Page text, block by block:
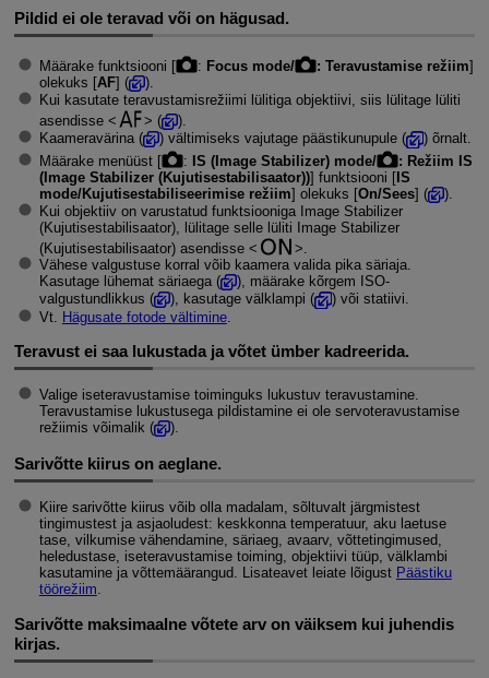
Pildid ei ole teravad või on hägusad.
Määrake funktsiooni [ : Focus mode/ : Teravustamise režiim]
olekuks [AF] (
).
Kui kasutate teravustamisrežiimi lülitiga objektiivi, siis lülitage lüliti
asendisse
(
).
Kaameravärina (
) vältimiseks vajutage päästikunupule (
) õrnalt.
Määrake menüüst [
: IS (Image Stabilizer) mode/
: Režiim IS
(Image Stabilizer (Kujutisestabilisaator))] funktsiooni [IS
mode/Kujutisestabiliseerimise režiim] olekuks [On/Sees] (
).
Kui objektiiv on varustatud funktsiooniga Image Stabilizer
(Kujutisestabilisaator), lülitage selle lüliti Image Stabilizer
(Kujutisestabilisaator) asendisse
.
Vähese valgustuse korral võib kaamera valida pika säriaja.
Kasutage lühemat säriaega (
), määrake kõrgem ISO-
valgustundlikkus (
), kasutage välklampi (
) või statiivi.
Vt. Hägusate fotode vältimine.
Teravust ei saa lukustada ja võtet ümber kadreerida.
Valige iseteravustamise toiminguks lukustuv teravustamine.
Teravustamise lukustusega pildistamine ei ole servoteravustamise
režiimis võimalik (
).
Sarivõtte kiirus on aeglane.
Kiire sarivõtte kiirus võib olla madalam, sõltuvalt järgmistest
tingimustest ja asjaoludest: keskkonna temperatuur, aku laetuse
tase, vilkumise vähendamine, säriaeg, avaarv, võttetingimused,
heledustase, iseteravustamise toiming, objektiivi tüüp, välklambi
kasutamine ja võttemäärangud. Lisateavet leiate lõigust Päästiku
töörežiim.
Sarivõtte maksimaalne võtete arv on väiksem kui juhendis
kirjas.